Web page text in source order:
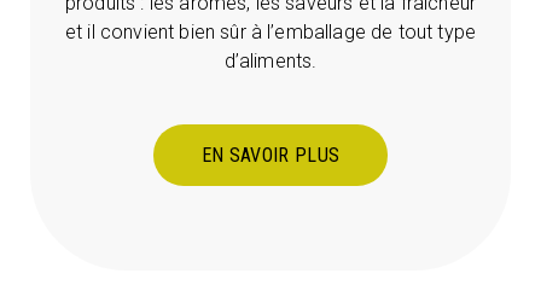
et il convient bien sûr à l’emballage de tout type
d’aliments.
EN SAVOIR PLUS